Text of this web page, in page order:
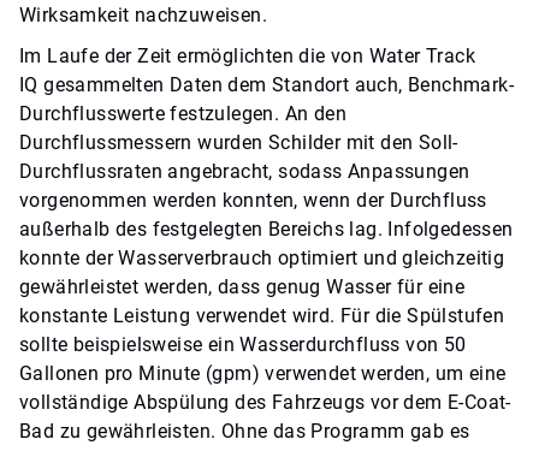
Wirksamkeit nachzuweisen.
Im Laufe der Zeit ermöglichten die von Water Track
IQ gesammelten Daten dem Standort auch, Benchmark-
Durchflusswerte festzulegen. An den
Durchflussmessern wurden Schilder mit den Soll-
Durchflussraten angebracht, sodass Anpassungen
vorgenommen werden konnten, wenn der Durchfluss
außerhalb des festgelegten Bereichs lag. Infolgedessen
konnte der Wasserverbrauch optimiert und gleichzeitig
gewährleistet werden, dass genug Wasser für eine
konstante Leistung verwendet wird. Für die Spülstufen
sollte beispielsweise ein Wasserdurchfluss von 50
Gallonen pro Minute (gpm) verwendet werden, um eine
vollständige Abspülung des Fahrzeugs vor dem E-Coat-
Bad zu gewährleisten. Ohne das Programm gab es